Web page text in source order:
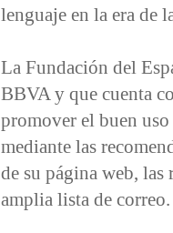
lenguaje en la era de
La Fundación del
BBVA y que cuenta
promover el buen
mediante las
de su página web, las
amplia lista de correo.